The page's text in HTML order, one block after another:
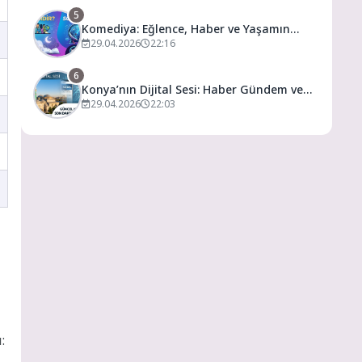
5
Komediya: Eğlence, Haber ve Yaşamın
Dijital Buluşma Noktası
29.04.2026 22:16
6
Konya’nın Dijital Sesi: Haber Gündem ve
Yaşamın Merkezi
29.04.2026 22:03